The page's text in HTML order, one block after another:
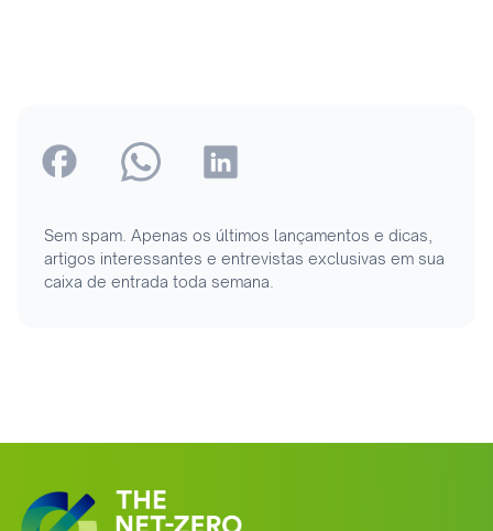
Sem spam. Apenas os últimos lançamentos e dicas,
artigos interessantes e entrevistas exclusivas em sua
caixa de entrada toda semana.